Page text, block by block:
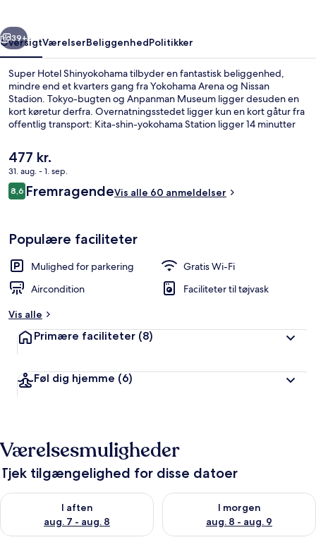
Offentligt bad
Næste
39+
OversigtVærelserBeliggenhedPolitikker
Super Hotel Shinyokohama tilbyder en fantastisk beliggenhed,
mindre end et kvarters gang fra Yokohama Arena og Nissan
Stadion. Tokyo-bugten og Anpanman Museum ligger desuden en
kort køretur derfra. Overnatningsstedet ligger kun en kort gåtur fra
offentlig transport: Kita-shin-yokohama Station ligger 14 minutter
Den
nuværende
pris
er
477 kr.
31. aug. - 1. sep.
Anmeldelser
8,68,6 ud af 10.
FremragendeVis alle 60 anmeldelser
Populære faciliteter
Mulighed for parkering
Gratis Wi-Fi
Aircondition
Faciliteter til tøjvask
Vis alle
Primære faciliteter (8)
Føl dig hjemme (6)
Værelsesmuligheder
Tjek tilgængelighed for disse datoer
I aften
aug. 7 - aug. 8
Tjek tilgængelighed for i aften aug. 7 - aug. 8
I morgen
aug. 8 - aug. 9
Tjek tilgængelighed for i